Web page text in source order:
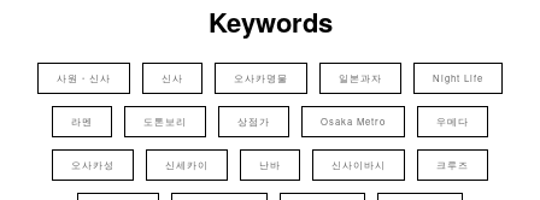
Keywords
사원・신사 신사 오사카명물 일본과자 Night Life
라멘 도톤보리 상점가 Osaka Metro 우메다
오사카성 신세카이 난바 신사이바시 크루즈